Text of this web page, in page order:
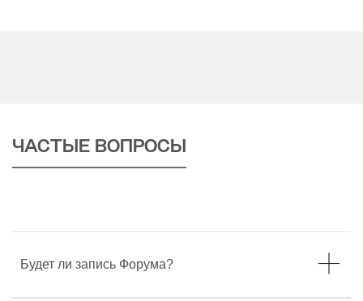
ЧАСТЫЕ ВОПРОСЫ
Будет ли запись Форума?